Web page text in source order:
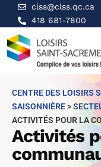
clss@clss.qc.ca
418 681-7800
Activités
CENTRE DES LOISIRS
SAISONNIÈRE>
ACTIVITÉS POUR LA